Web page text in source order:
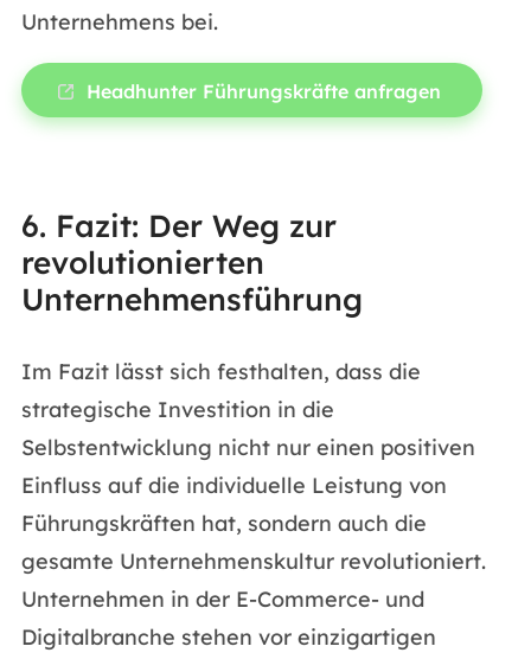
Unternehmens bei.
Headhunter Führungskräfte anfragen
6. Fazit: Der Weg zur
revolutionierten
Unternehmensführung
Im Fazit lässt sich festhalten, dass die
strategische Investition in die
Selbstentwicklung nicht nur einen positiven
Einfluss auf die individuelle Leistung von
Führungskräften hat, sondern auch die
gesamte Unternehmenskultur revolutioniert.
Unternehmen in der E-Commerce- und
Digitalbranche stehen vor einzigartigen